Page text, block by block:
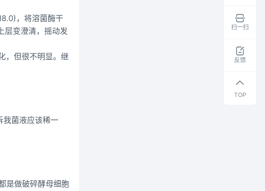
，将溶菌酶干
层变澄清，摇动发
，但很不明显。继
菌液应该稀一
是做破碎酵母细胞
扫一扫
取
干
资
料
反馈
TOP